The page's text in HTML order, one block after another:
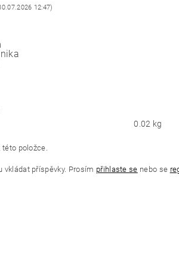
12:47)
0.02 kg
této položce.
vkládat příspěvky. Prosím přihlaste se nebo se